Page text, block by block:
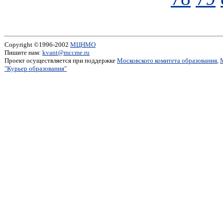
Copyright ©1996-2002 МЦНМО
Пишите нам: kvant@mccme.ru
Проект осуществляется при поддержке Московского комитета образования,
"Курьер образования"